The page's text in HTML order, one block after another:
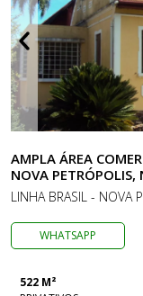
AMPLA ÁREA
NOVA PETRÓPOLIS,
LINHA BRASIL - NOVA
WHATSAPP
522 M²